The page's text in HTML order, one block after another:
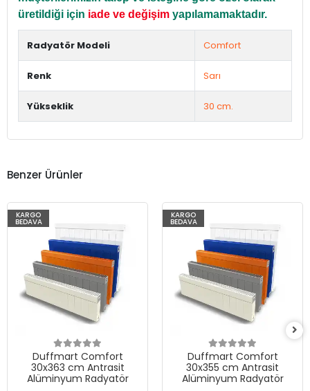
üretildiği için iade ve değişim yapılamamaktadır.
Radyatör Modeli Comfort
Renk Sarı
Yükseklik 30 cm.
Benzer Ürünler
KARGO
BEDAVA
Duffmart Comfort
30x363 cm Antrasit
Alüminyum Radyatör
KARGO
BEDAVA
Duffmart Comfort
30x355 cm Antrasit
Alüminyum Radyatör